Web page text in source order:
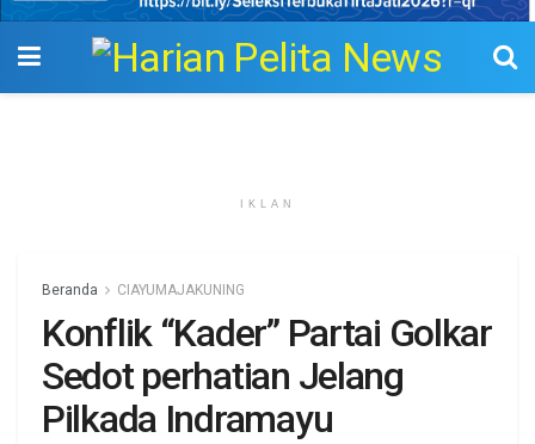
IKLAN
Beranda CIAYUMAJAKUNING
Konflik “Kader” Partai Golkar
Sedot perhatian Jelang
Pilkada Indramayu